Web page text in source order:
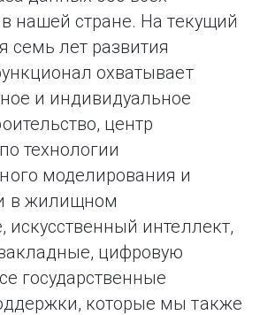
нашей стране. На текущий
семь лет развития
охватывает
и индивидуальное
центр
технологии
моделирования и
в жилищном
искусственный интеллект,
цифровую
государственные
которые мы также